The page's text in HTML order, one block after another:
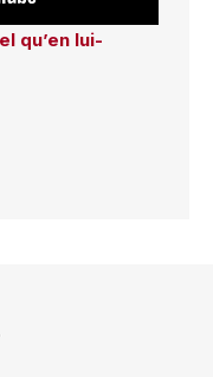
qu’en lui-